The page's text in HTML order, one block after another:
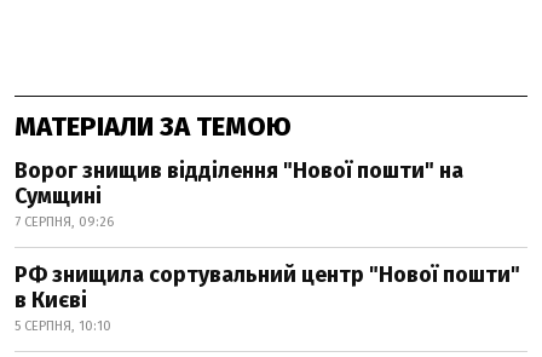
МАТЕРІАЛИ ЗА ТЕМОЮ
Ворог знищив відділення "Нової пошти" на
Сумщині
7 СЕРПНЯ, 09:26
РФ знищила сортувальний центр "Нової пошти"
в Києві
5 СЕРПНЯ, 10:10